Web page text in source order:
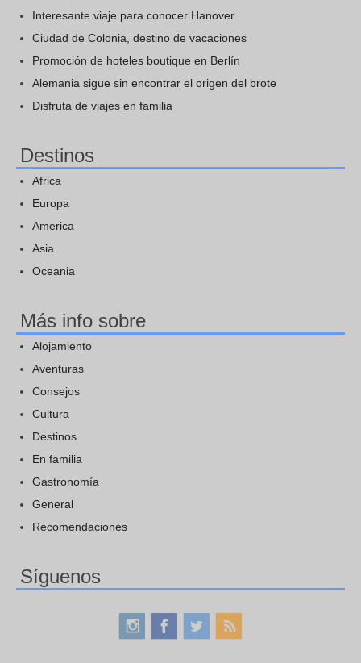
Interesante viaje para conocer Hanover
Ciudad de Colonia, destino de vacaciones
Promoción de hoteles boutique en Berlín
Alemania sigue sin encontrar el origen del brote
Disfruta de viajes en familia
Destinos
Africa
Europa
America
Asia
Oceania
Más info sobre
Alojamiento
Aventuras
Consejos
Cultura
Destinos
En familia
Gastronomía
General
Recomendaciones
Síguenos